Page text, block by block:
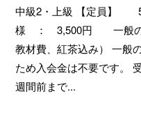
中級2・上級 【定員】
様 ： 3,500円 一般の
教材費、紅茶込み） 一般
ため入会金は不要です。
週間前まで...